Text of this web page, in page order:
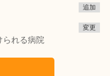
追加
られる病院
変更